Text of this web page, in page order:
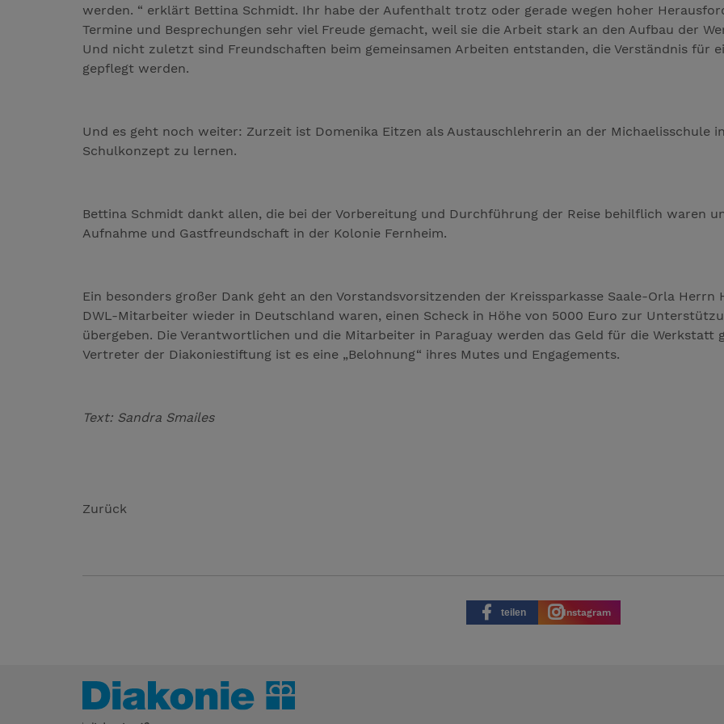
werden. “ erklärt Bettina Schmidt. Ihr habe der Aufenthalt trotz oder gerade wegen hoher
Termine und Besprechungen sehr viel Freude gemacht, weil sie die Arbeit stark an den Aufbau der
Und nicht zuletzt sind Freundschaften beim gemeinsamen Arbeiten entstanden, die Verständnis für
gepflegt werden.
Und es geht noch weiter: Zurzeit ist Domenika Eitzen als Austauschlehrerin an der Michaelisschule
Schulkonzept zu lernen.
Bettina Schmidt dankt allen, die bei der Vorbereitung und Durchführung der Reise behilflich waren
Aufnahme und Gastfreundschaft in der Kolonie Fernheim.
Ein besonders großer Dank geht an den Vorstandsvorsitzenden der Kreissparkasse Saale-Orla
DWL-Mitarbeiter wieder in Deutschland waren, einen Scheck in Höhe von 5000 Euro zur
übergeben. Die Verantwortlichen und die Mitarbeiter in Paraguay werden das Geld für die Werkstatt
Vertreter der Diakoniestiftung ist es eine „Belohnung“ ihres Mutes und Engagements.
Text: Sandra Smailes
Zurück
teilen Instagram